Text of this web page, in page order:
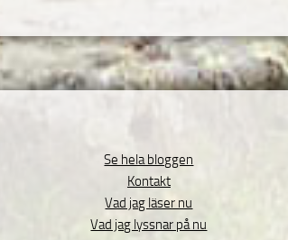
Se hela bloggen
Kontakt
Vad jag läser nu
Vad jag lyssnar på nu